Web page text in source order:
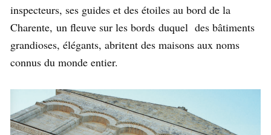
inspecteurs, ses guides et des étoiles au bord de la
Charente, un fleuve sur les bords duquel des bâtiments
grandioses, élégants, abritent des maisons aux noms
connus du monde entier.